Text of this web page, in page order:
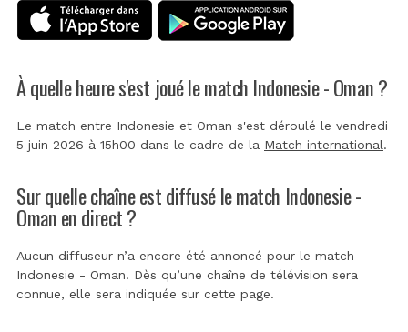
À quelle heure s'est joué le match Indonesie - Oman ?
Le match entre Indonesie et Oman s'est déroulé le vendredi
5 juin 2026 à 15h00 dans le cadre de la Match international.
Sur quelle chaîne est diffusé le match Indonesie -
Oman en direct ?
Aucun diffuseur n’a encore été annoncé pour le match
Indonesie - Oman. Dès qu’une chaîne de télévision sera
connue, elle sera indiquée sur cette page.